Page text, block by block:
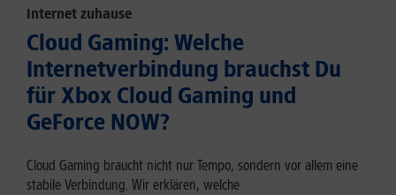
Internet zuhause
Cloud Gaming: Welche
Internetverbindung brauchst Du
für Xbox Cloud Gaming und
GeForce NOW?
Cloud Gaming braucht nicht nur Tempo, sondern vor allem eine
stabile Verbindung. Wir erklären, welche